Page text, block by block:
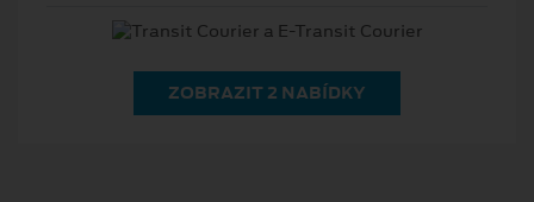
ZOBRAZIT 2 NABÍDKY